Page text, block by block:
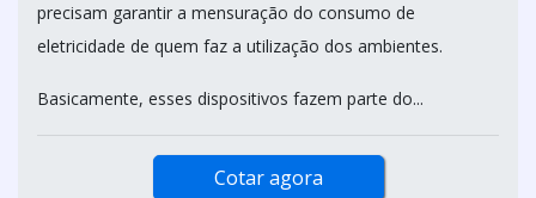
precisam garantir a mensuração do consumo de
eletricidade de quem faz a utilização dos ambientes.
Basicamente, esses dispositivos fazem parte do...
Cotar agora